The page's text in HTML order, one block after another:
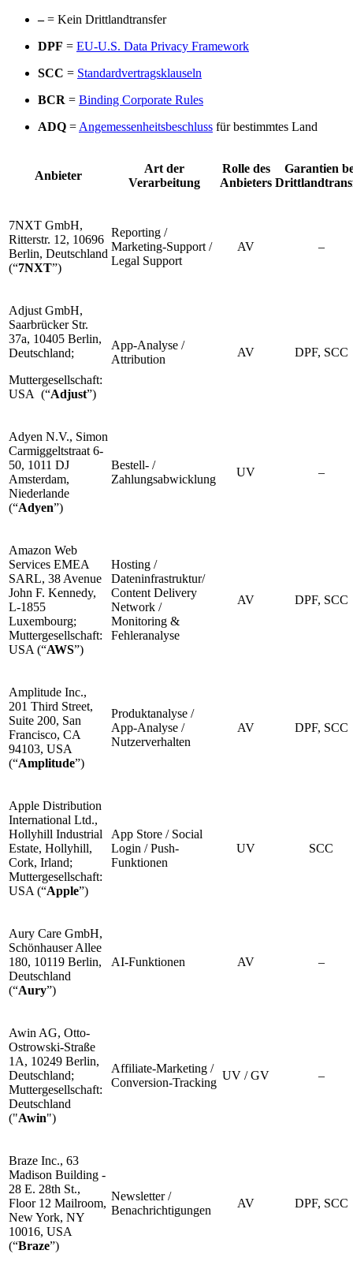
–= Kein Drittlandtransfer
DPF = EU-U.S. Data Privacy Framework
SCC = Standardvertragsklauseln
BCR = Binding Corporate Rules
ADQ = Angemessenheitsbeschluss für bestimmtes Land
Anbieter
Art der
Verarbeitung
Rolle des
Anbieters
Garantien
7NXT GmbH,
Ritterstr. 12, 10696
Berlin, Deutschland
(“7NXT”)
Reporting /
Marketing-Support /
Legal Support
AV –
Adjust GmbH,
Saarbrücker Str.
37a, 10405 Berlin,
Deutschland;
Muttergesellschaft:
USA (“Adjust”)
App-Analyse /
Attribution
AV DPF, SCC
Adyen N.V., Simon
Carmiggeltstraat 6-
50, 1011 DJ
Amsterdam,
Niederlande
(“Adyen”)
Bestell- /
Zahlungsabwicklung
UV –
Amazon Web
Services EMEA
SARL, 38 Avenue
John F. Kennedy,
L-1855
Luxembourg;
Muttergesellschaft:
USA (“AWS”)
Hosting /
Dateninfrastruktur/
Content Delivery
Network /
Monitoring &
Fehleranalyse
AV DPF, SCC
Amplitude Inc.,
201 Third Street,
Suite 200, San
Francisco, CA
94103, USA
(“Amplitude”)
Produktanalyse /
App-Analyse /
Nutzerverhalten
AV DPF, SCC
Apple Distribution
International Ltd.,
Hollyhill Industrial
Estate, Hollyhill,
Cork, Irland;
Muttergesellschaft:
USA (“Apple”)
App Store / Social
Login / Push-
Funktionen
UV SCC
Aury Care GmbH,
Schönhauser Allee
180, 10119 Berlin,
Deutschland
(“Aury”)
AI-Funktionen AV –
Awin AG, Otto-
Ostrowski-Straße
1A, 10249 Berlin,
Deutschland;
Muttergesellschaft:
Deutschland
("Awin")
Affiliate-Marketing /
Conversion-Tracking
UV / GV –
Braze Inc., 63
Madison Building -
28 E. 28th St.,
Floor 12 Mailroom,
New York, NY
10016, USA
(“Braze”)
Newsletter /
Benachrichtigungen
AV DPF, SCC